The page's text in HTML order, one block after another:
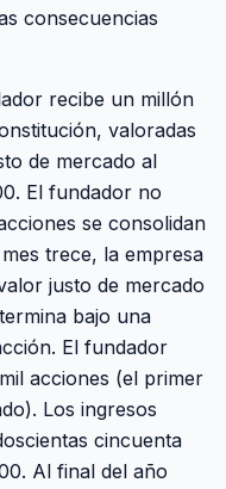
consecuencias
recibe un millón
valoradas
de mercado al
El fundador no
se consolidan
trece, la empresa
justo de mercado
bajo una
El fundador
acciones (el primer
Los ingresos
cincuenta
Al final del año